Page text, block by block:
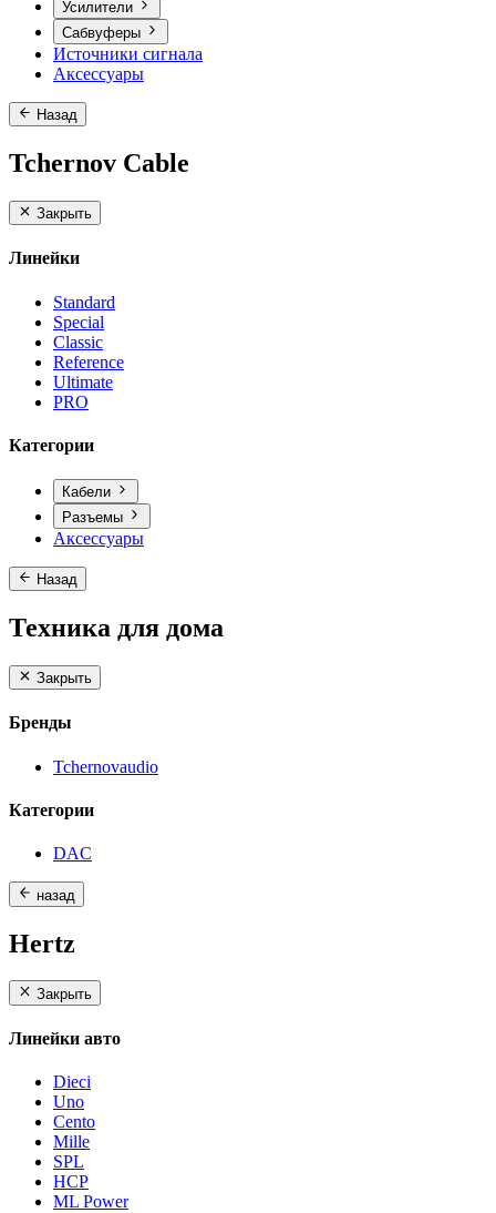
Усилители
Сабвуферы
Источники сигнала
Аксессуары
Назад
Tchernov Cable
Закрыть
Линейки
Standard
Special
Classic
Reference
Ultimate
PRO
Категории
Кабели
Разъемы
Аксессуары
Назад
Техника для дома
Закрыть
Бренды
Tchernovaudio
Категории
DAC
назад
Hertz
Закрыть
Линейки авто
Dieci
Uno
Cento
Mille
SPL
HCP
ML Power